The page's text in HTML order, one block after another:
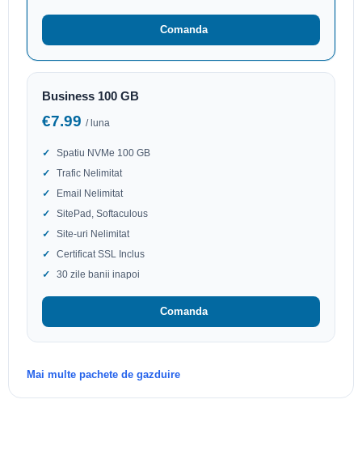
Comanda
Business 100 GB
€7.99 / luna
Spatiu NVMe 100 GB
Trafic Nelimitat
Email Nelimitat
SitePad, Softaculous
Site-uri Nelimitat
Certificat SSL Inclus
30 zile banii inapoi
Comanda
Mai multe pachete de gazduire